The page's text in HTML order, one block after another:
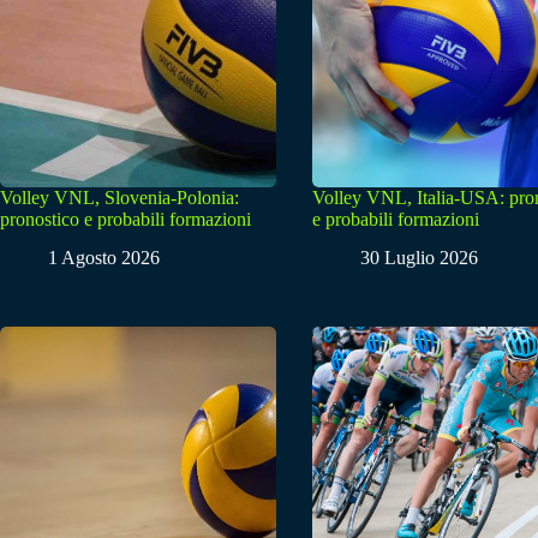
Volley VNL, Slovenia-Polonia:
pronostico e probabili formazioni
1 Agosto 2026
Volley VNL, Italia-USA:
e probabili formazioni
30 Luglio 2026